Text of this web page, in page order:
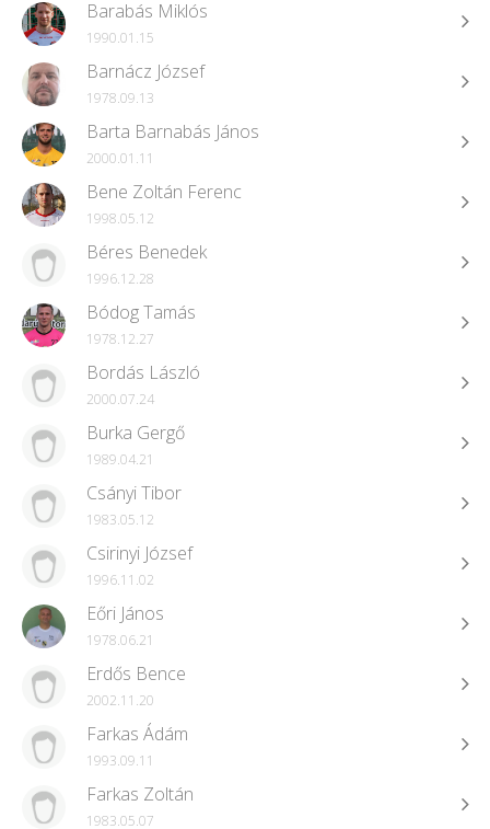
Barabás Miklós
1990.01.15
Barnácz József
1978.09.13
Barta Barnabás János
2000.01.11
Bene Zoltán Ferenc
1998.05.12
Béres Benedek
1996.12.28
Bódog Tamás
1978.12.27
Bordás László
2000.07.24
Burka Gergő
1989.04.21
Csányi Tibor
1983.05.12
Csirinyi József
1996.11.02
Eőri János
1978.06.21
Erdős Bence
2002.11.20
Farkas Ádám
1993.09.11
Farkas Zoltán
1983.05.07